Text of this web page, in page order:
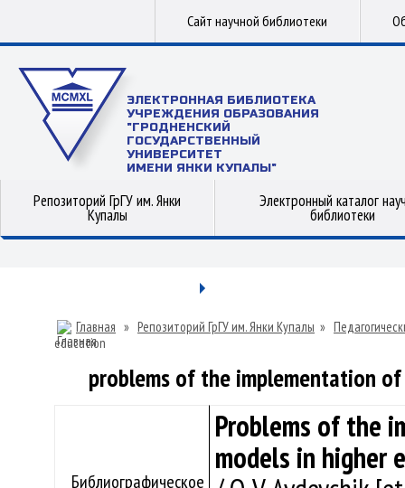
Сайт научной библиотеки
ЭЛЕКТРОННАЯ БИБЛИОТЕКА
УЧРЕЖДЕНИЯ ОБРАЗОВАНИЯ
"ГРОДНЕНСКИЙ
ГОСУДАРСТВЕННЫЙ
УНИВЕРСИТЕТ
ИМЕНИ ЯНКИ КУПАЛЫ"
Репозиторий ГрГУ им. Янки
Купалы
Электронный каталог
библиотеки
Главная » Репозиторий ГрГУ им. Янки Купалы »
education
problems of the implementation
Библиографическое
Problems of the
models in higher